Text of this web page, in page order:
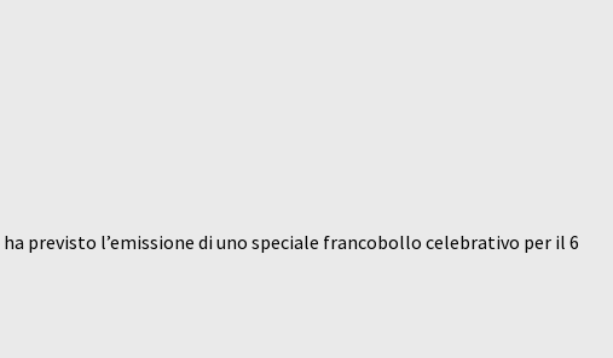
previsto l’emissione di uno speciale francobollo celebrativo per il 6